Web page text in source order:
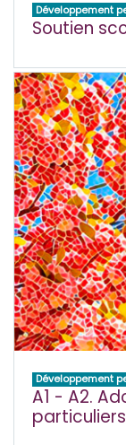
Développement
Soutien
Développement
A1 - A2.